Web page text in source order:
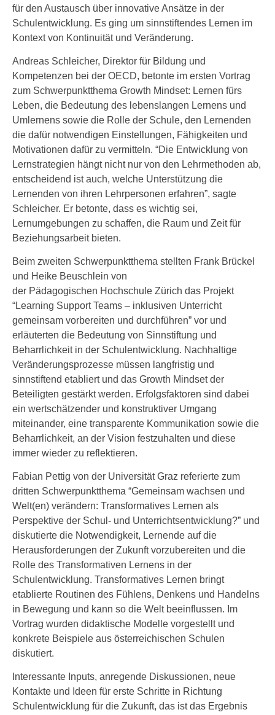
für den Austausch über innovative Ansätze in der
Schulentwicklung. Es ging um sinnstiftendes Lernen im
Kontext von Kontinuität und Veränderung.
Andreas Schleicher, Direktor für Bildung und
Kompetenzen bei der OECD, betonte im ersten Vortrag
zum Schwerpunktthema Growth Mindset: Lernen fürs
Leben, die Bedeutung des lebenslangen Lernens und
Umlernens sowie die Rolle der Schule, den Lernenden
die dafür notwendigen Einstellungen, Fähigkeiten und
Motivationen dafür zu vermitteln. “Die Entwicklung von
Lernstrategien hängt nicht nur von den Lehrmethoden ab,
entscheidend ist auch, welche Unterstützung die
Lernenden von ihren Lehrpersonen erfahren”, sagte
Schleicher. Er betonte, dass es wichtig sei,
Lernumgebungen zu schaffen, die Raum und Zeit für
Beziehungsarbeit bieten.
Beim zweiten Schwerpunktthema stellten Frank Brückel
und Heike Beuschlein von
der Pädagogischen Hochschule Zürich das Projekt
“Learning Support Teams – inklusiven Unterricht
gemeinsam vorbereiten und durchführen” vor und
erläuterten die Bedeutung von Sinnstiftung und
Beharrlichkeit in der Schulentwicklung. Nachhaltige
Veränderungsprozesse müssen langfristig und
sinnstiftend etabliert und das Growth Mindset der
Beteiligten gestärkt werden. Erfolgsfaktoren sind dabei
ein wertschätzender und konstruktiver Umgang
miteinander, eine transparente Kommunikation sowie die
Beharrlichkeit, an der Vision festzuhalten und diese
immer wieder zu reflektieren.
Fabian Pettig von der Universität Graz referierte zum
dritten Schwerpunktthema “Gemeinsam wachsen und
Welt(en) verändern: Transformatives Lernen als
Perspektive der Schul- und Unterrichtsentwicklung?” und
diskutierte die Notwendigkeit, Lernende auf die
Herausforderungen der Zukunft vorzubereiten und die
Rolle des Transformativen Lernens in der
Schulentwicklung. Transformatives Lernen bringt
etablierte Routinen des Fühlens, Denkens und Handelns
in Bewegung und kann so die Welt beeinflussen. Im
Vortrag wurden didaktische Modelle vorgestellt und
konkrete Beispiele aus österreichischen Schulen
diskutiert.
Interessante Inputs, anregende Diskussionen, neue
Kontakte und Ideen für erste Schritte in Richtung
Schulentwicklung für die Zukunft, das ist das Ergebnis